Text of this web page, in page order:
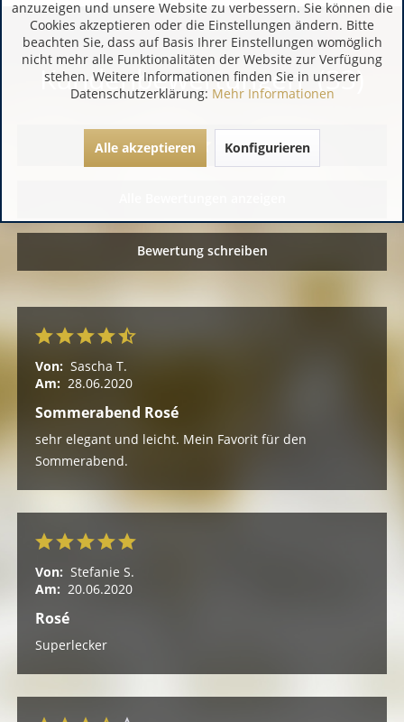
Kundenbewertungen (33)
Bewertung schreiben
Von: Sascha T.
Am: 28.06.2020
Sommerabend Rosé
sehr elegant und leicht. Mein Favorit für den
Sommerabend.
Von: Stefanie S.
Am: 20.06.2020
Rosé
Superlecker
anzuzeigen und unsere Website zu verbessern. Sie können die
Cookies akzeptieren oder die Einstellungen ändern. Bitte
beachten Sie, dass auf Basis Ihrer Einstellungen womöglich
nicht mehr alle Funktionalitäten der Website zur Verfügung
stehen. Weitere Informationen finden Sie in unserer
Datenschutzerklärung: Mehr Informationen
Alle akzeptieren Konfigurieren